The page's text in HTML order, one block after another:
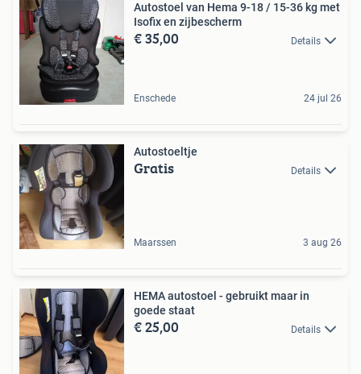
Autostoel van Hema 9-18 / 15-36 kg met
Isofix en zijbescherm
€ 35,00 Details
Enschede 24 jul 26
Autostoeltje
Gratis Details
Maarssen 3 aug 26
HEMA autostoel - gebruikt maar in
goede staat
€ 25,00 Details